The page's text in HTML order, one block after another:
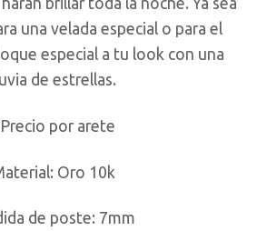
una velada especial o para el
especial a tu look con una
lluvia de estrellas.
por arete
Oro 10k
de poste: 7mm